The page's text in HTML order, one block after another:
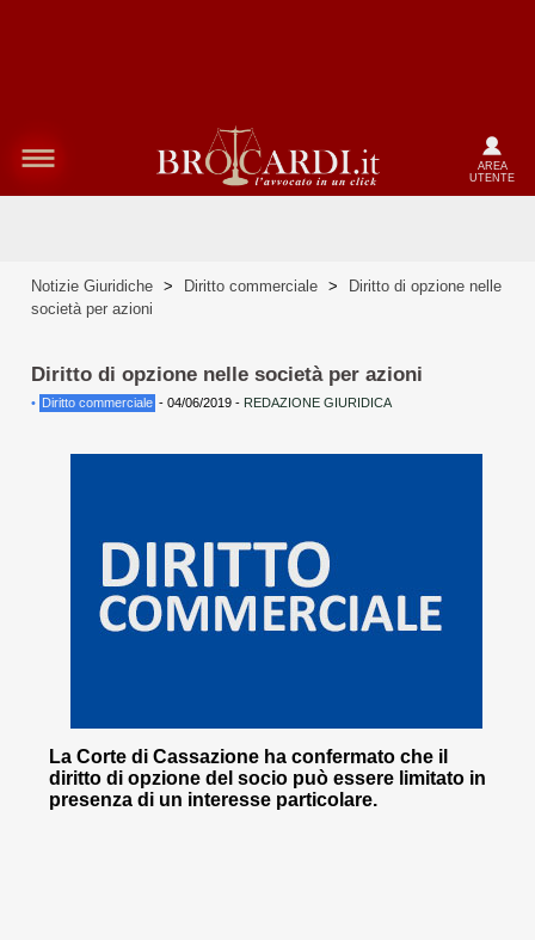
AREA
UTENTE
Notizie Giuridiche > Diritto commerciale >
Diritto di opzione nelle
società per azioni
Diritto di opzione nelle società per azioni
• Diritto commerciale - 04/06/2019 - REDAZIONE GIURIDICA
La Corte di Cassazione ha confermato che il
diritto di opzione del socio può essere limitato in
presenza di un interesse particolare.